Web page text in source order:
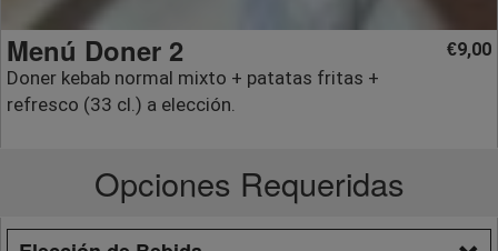
Menú Doner 2
Doner kebab normal mixto + patatas fritas +
refresco (33 cl.) a elección.
€9,00
Opciones Requeridas